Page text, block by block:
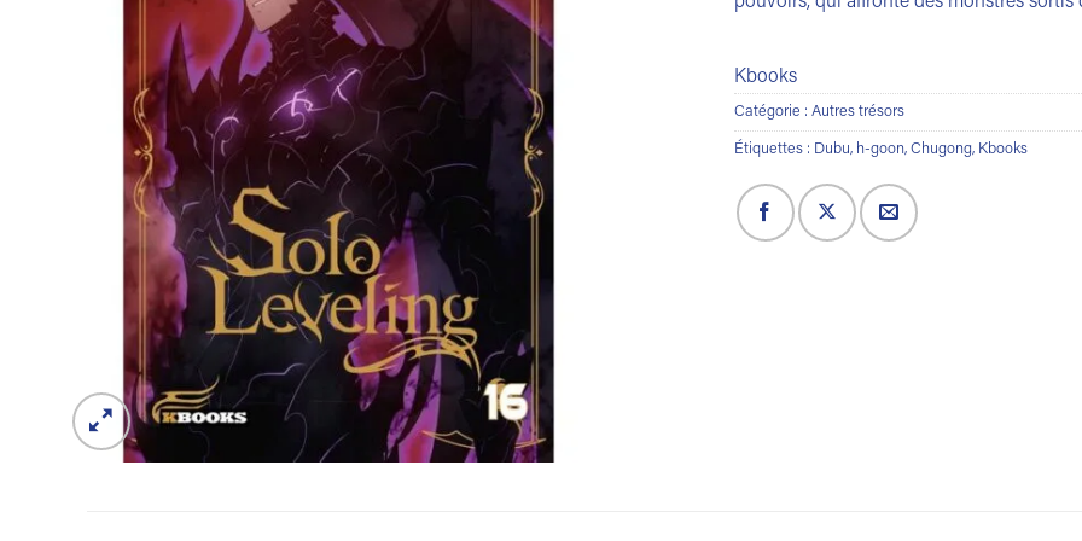
Kbooks
Catégorie : Autres trésors
Étiquettes : Dubu, h-goon, Chugong, Kbooks